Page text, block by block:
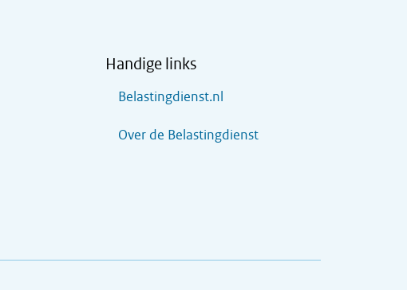
Handige links
Belastingdienst.nl
Over de Belastingdienst